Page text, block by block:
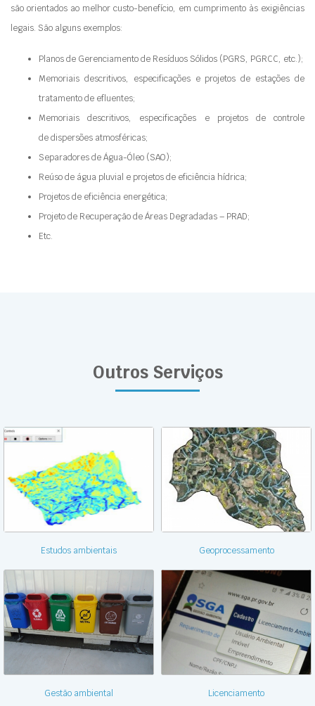
são orientados ao melhor custo-benefício, em cumprimento às exigiências
legais. São alguns exemplos:
Planos de Gerenciamento de Resíduos Sólidos (PGRS, PGRCC, etc.);
Memoriais descritivos, especificações e projetos de estações de
tratamento de efluentes;
Memoriais descritivos, especificações e projetos de controle
de dispersões atmosféricas;
Separadores de Água-Óleo (SAO);
Reúso de água pluvial e projetos de eficiência hídrica;
Projetos de eficiência energética;
Projeto de Recuperação de Áreas Degradadas – PRAD;
Etc.
Outros Serviços
Estudos ambientais Geoprocessamento
Gestão ambiental Licenciamento